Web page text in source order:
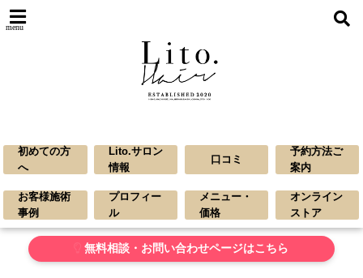
menu
初めての方
へ
Lito.サロン
情報
口コミ
予約方法ご
案内
お客様施術
事例
プロフィー
ル
メニュー・
価格
オンライン
ストア
無料相談・お問い合わせページはこちら